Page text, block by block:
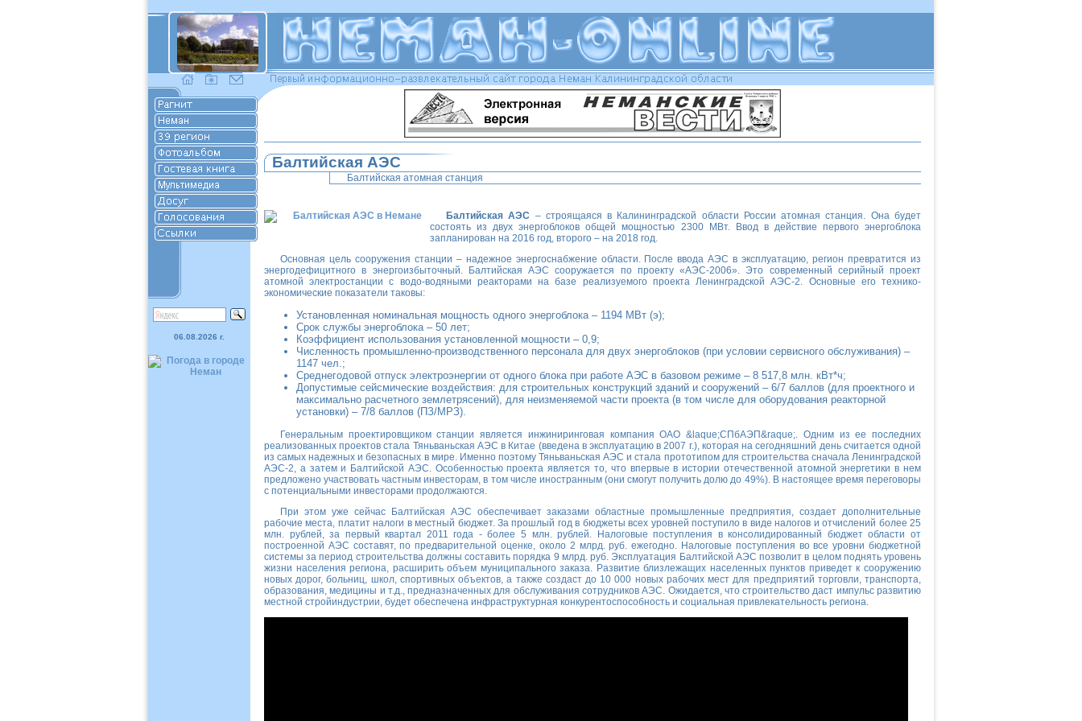
06.08.2026 г.
Балтийская АЭС
Балтийская атомная станция
Балтийская АЭС – строящаяся в Калининградской области России атомная станция. Она будет
состоять из двух энергоблоков общей мощностью 2300 МВт. Ввод в действие первого энергоблока
запланирован на 2016 год, второго – на 2018 год.
Основная цель сооружения станции – надежное энергоснабжение области. После ввода АЭС в эксплуатацию, регион превратится из
энергодефицитного в энергоизбыточный. Балтийская АЭС сооружается по проекту «АЭС-2006». Это современный серийный проект
атомной электростанции с водо-водяными реакторами на базе реализуемого проекта Ленинградской АЭС-2. Основные его технико-
экономические показатели таковы:
Установленная номинальная мощность одного энергоблока – 1194 МВт (э);
Срок службы энергоблока – 50 лет;
Коэффициент использования установленной мощности – 0,9;
Численность промышленно-производственного персонала для двух энергоблоков (при условии сервисного обслуживания) –
1147 чел.;
Среднегодовой отпуск электроэнергии от одного блока при работе АЭС в базовом режиме – 8 517,8 млн. кВт*ч;
Допустимые сейсмические воздействия: для строительных конструкций зданий и сооружений – 6/7 баллов (для проектного и
максимально расчетного землетрясений), для неизменяемой части проекта (в том числе для оборудования реакторной
установки) – 7/8 баллов (ПЗ/МРЗ).
Генеральным проектировщиком станции является инжиниринговая компания ОАО &laque;СПбАЭП&raque;. Одним из ее последних
реализованных проектов стала Тяньваньская АЭС в Китае (введена в эксплуатацию в 2007 г.), которая на сегодняшний день считается одной
из самых надежных и безопасных в мире. Именно поэтому Тяньваньская АЭС и стала прототипом для строительства сначала Ленинградской
АЭС-2, а затем и Балтийской АЭС. Особенностью проекта является то, что впервые в истории отечественной атомной энергетики в нем
предложено участвовать частным инвесторам, в том числе иностранным (они смогут получить долю до 49%). В настоящее время переговоры
с потенциальными инвесторами продолжаются.
При этом уже сейчас Балтийская АЭС обеспечивает заказами областные промышленные предприятия, создает дополнительные
рабочие места, платит налоги в местный бюджет. За прошлый год в бюджеты всех уровней поступило в виде налогов и отчислений более 25
млн. рублей, за первый квартал 2011 года - более 5 млн. рублей. Налоговые поступления в консолидированный бюджет области от
построенной АЭС составят, по предварительной оценке, около 2 млрд. руб. ежегодно. Налоговые поступления во все уровни бюджетной
системы за период строительства должны составить порядка 9 млрд. руб. Эксплуатация Балтийской АЭС позволит в целом поднять уровень
жизни населения региона, расширить объем муниципального заказа. Развитие близлежащих населенных пунктов приведет к сооружению
новых дорог, больниц, школ, спортивных объектов, а также создаст до 10 000 новых рабочих мест для предприятий торговли, транспорта,
образования, медицины и т.д., предназначенных для обслуживания сотрудников АЭС. Ожидается, что строительство даст импульс развитию
местной стройиндустрии, будет обеспечена инфраструктурная конкурентоспособность и социальная привлекательность региона.